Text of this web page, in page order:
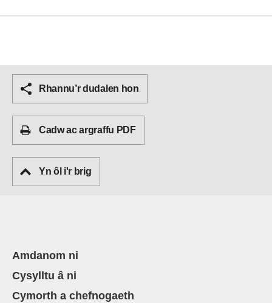
Rhannu’r dudalen hon
Cadw ac argraffu PDF
Yn ôl i'r brig
Amdanom ni
Cysylltu â ni
Cymorth a chefnogaeth